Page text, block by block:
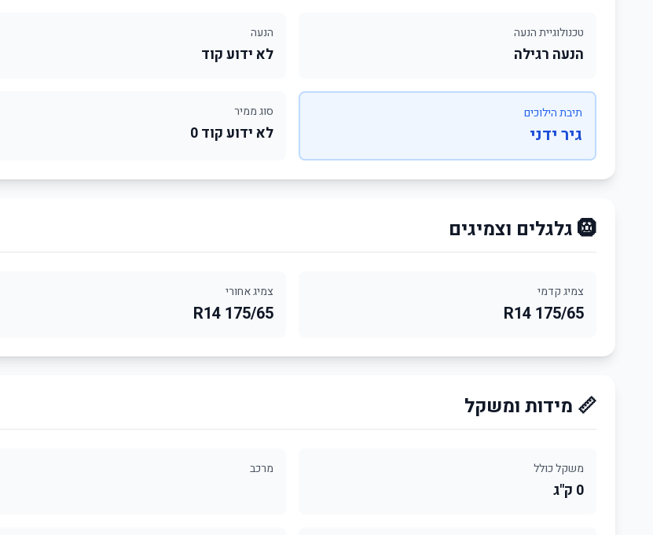
טכנולוגיית הנעה
הנעה רגילה
הנעה
לא ידוע קוד
תיבת הילוכים
גיר ידני
סוג ממיר
לא ידוע קוד 0
🛞 גלגלים וצמיגים
צמיג קדמי
175/65 R14
צמיג אחורי
175/65 R14
📏 מידות ומשקל
משקל כולל
0 ק"ג
מרכב